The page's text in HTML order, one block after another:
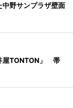
野サンプラザ壁面
屋TONTON」 帯